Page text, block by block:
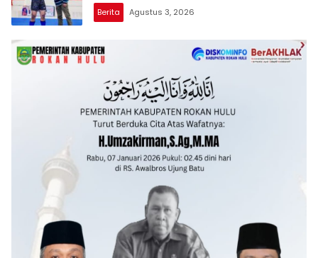
Berita Agustus 3, 2026